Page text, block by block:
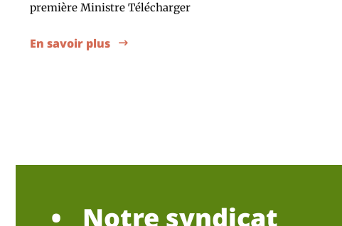
première Ministre Télécharger
En savoir plus
Notre syndicat